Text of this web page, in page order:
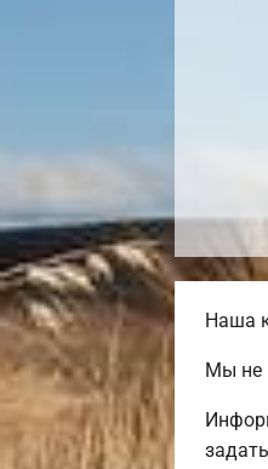
Наша
Мы не